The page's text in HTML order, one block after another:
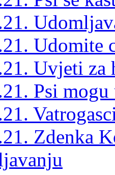
Udomite
Uvjeti za
Psi
Zdenka